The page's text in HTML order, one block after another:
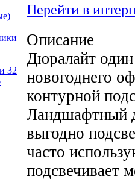
32
Перейти в
Описание
Дюралайт
новогоднего
контурной
Ландшафтный
выгодно
часто
подсвечивает